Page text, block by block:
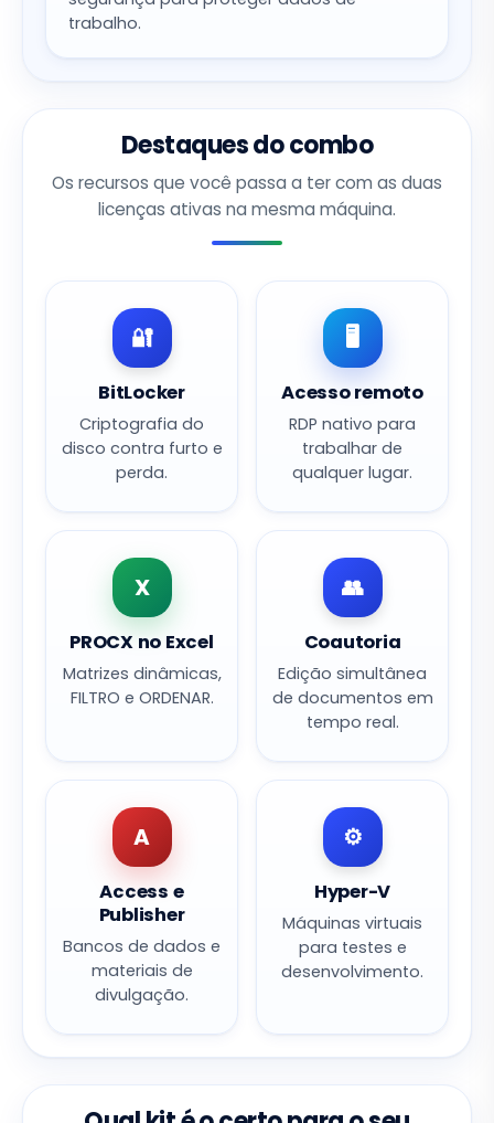
trabalho.
Destaques do combo
Os recursos que você passa a ter com as duas
licenças ativas na mesma máquina.
🔐
BitLocker
Criptografia do
disco contra furto e
perda.
🖥️
Acesso remoto
RDP nativo para
trabalhar de
qualquer lugar.
X
PROCX no Excel
Matrizes dinâmicas,
FILTRO e ORDENAR.
👥
Coautoria
Edição simultânea
de documentos em
tempo real.
A
Access e
Publisher
Bancos de dados e
materiais de
divulgação.
⚙️
Hyper-V
Máquinas virtuais
para testes e
desenvolvimento.